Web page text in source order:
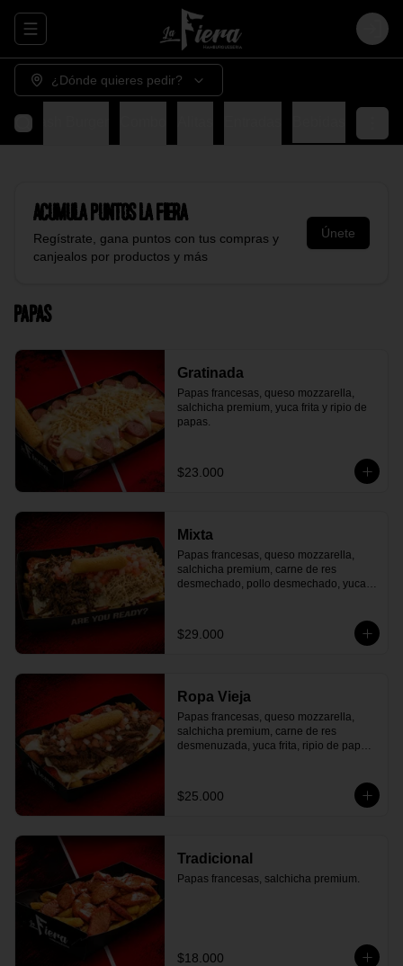
Abrir menu de navegación Login
¿Dónde quieres pedir?
Smash Burger
AcumulaPuntos La Fiera
Regístrate, gana puntos con tus compras y
canjealos por productos y más
Únete
Papas
Gratinada
Papas francesas, queso mozzarella,
salchicha premium, yuca frita y ripio de
papas.
$23.000
Mixta
Papas francesas, queso mozzarella,
salchicha premium, carne de res
desmechado, pollo desmechado, yuca
$29.000
Ropa Vieja
Papas francesas, queso mozzarella,
salchicha premium, carne de res
desmenuzada, yuca frita, ripio de papa,
$25.000
Tradicional
Papas francesas, salchicha premium.
$18.000